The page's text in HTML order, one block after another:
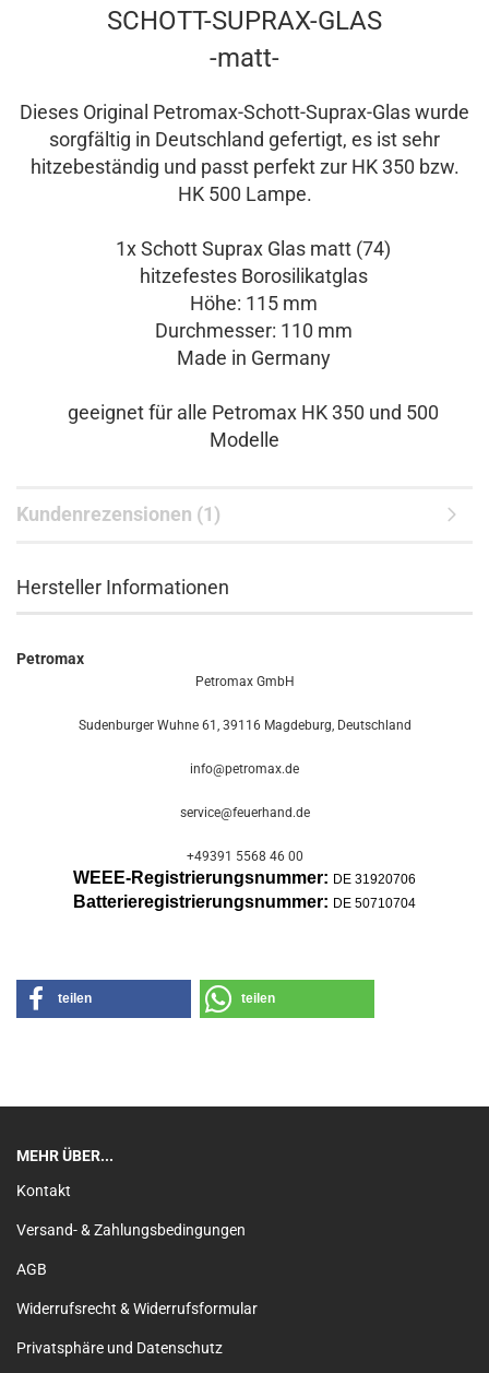
SCHOTT-SUPRAX-GLAS
-matt-
Dieses Original Petromax-Schott-Suprax-Glas wurde
sorgfältig in Deutschland gefertigt, es ist sehr
hitzebeständig und passt perfekt zur HK 350 bzw.
HK 500 Lampe.
1x Schott Suprax Glas matt (74)
hitzefestes Borosilikatglas
Höhe: 115 mm
Durchmesser: 110 mm
Made in Germany
geeignet für alle Petromax HK 350 und 500
Modelle
Kundenrezensionen (1)
Hersteller Informationen
Petromax
Petromax GmbH
Sudenburger Wuhne 61, 39116 Magdeburg, Deutschland
info@petromax.de
service@feuerhand.de
+49391 5568 46 00
WEEE-Registrierungsnummer: DE 31920706
Batterieregistrierungsnummer: DE 50710704
teilen teilen
MEHR ÜBER...
Kontakt
Versand- & Zahlungsbedingungen
AGB
Widerrufsrecht & Widerrufsformular
Privatsphäre und Datenschutz